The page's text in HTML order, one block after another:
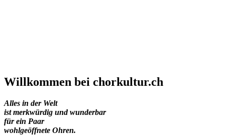
Willkommen bei chorkultur.ch
Alles in der Welt
ist merkwürdig und wunderbar
für ein Paar
wohlgeöffnete Ohren.